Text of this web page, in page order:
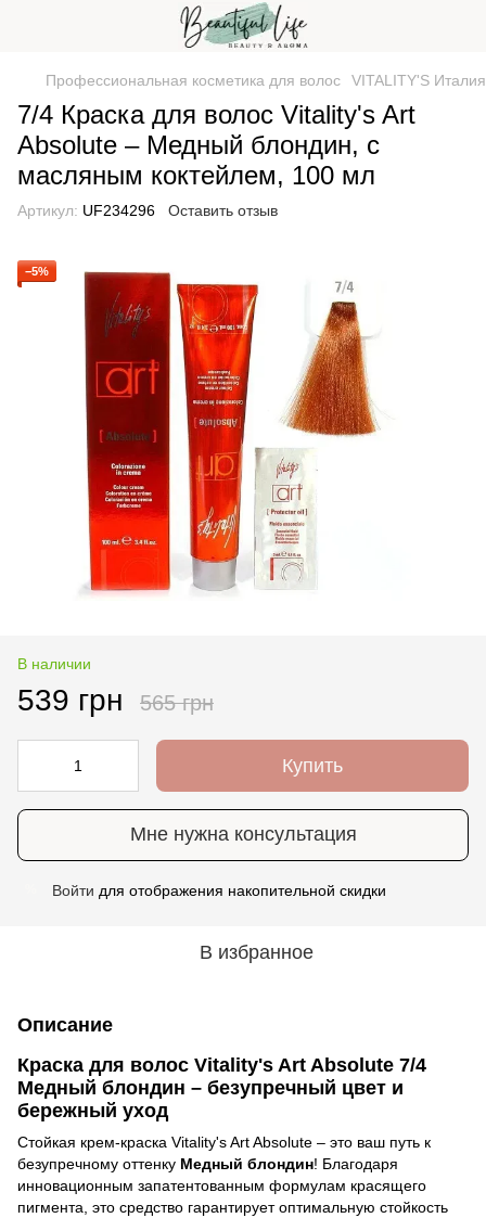
Профессиональная косметика для волос VITALITY'S Италия
7/4 Краска для волос Vitality's Art
Absolute – Медный блондин, с
масляным коктейлем, 100 мл
Артикул: UF234296 Оставить отзыв
−5%
В наличии
539 грн 565 грн
Купить
Мне нужна консультация
Войти для отображения накопительной скидки
В избранное
Описание
Краска для волос Vitality's Art Absolute 7/4
Медный блондин – безупречный цвет и
бережный уход
Стойкая крем-краска Vitality's Art Absolute – это ваш путь к
безупречному оттенку Медный блондин! Благодаря
инновационным запатентованным формулам красящего
пигмента, это средство гарантирует оптимальную стойкость